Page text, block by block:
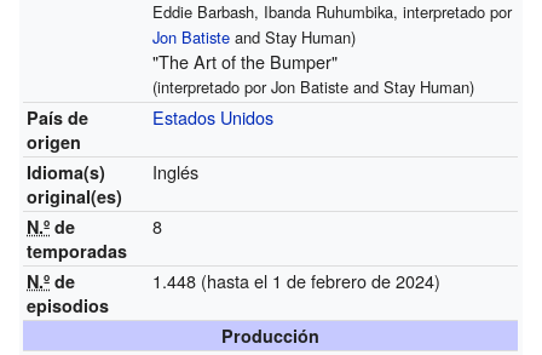
Eddie Barbash, Ibanda Ruhumbika, interpretado por
Jon Batiste and Stay Human)
"The Art of the Bumper"
(interpretado por Jon Batiste and Stay Human)
País de
origen
Estados Unidos
Idioma(s)
original(es)
Inglés
N.º de
temporadas
8
N.º de
episodios
1.448 (hasta el 1 de febrero de 2024)
Producción